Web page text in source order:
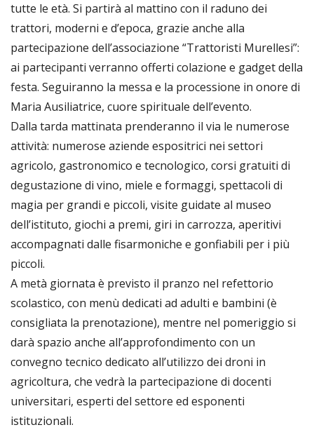
tutte le età. Si partirà al mattino con il raduno dei
trattori, moderni e d’epoca, grazie anche alla
partecipazione dell’associazione “Trattoristi Murellesi”:
ai partecipanti verranno offerti colazione e gadget della
festa. Seguiranno la messa e la processione in onore di
Maria Ausiliatrice, cuore spirituale dell’evento.
Dalla tarda mattinata prenderanno il via le numerose
attività: numerose aziende espositrici nei settori
agricolo, gastronomico e tecnologico, corsi gratuiti di
degustazione di vino, miele e formaggi, spettacoli di
magia per grandi e piccoli, visite guidate al museo
dell’istituto, giochi a premi, giri in carrozza, aperitivi
accompagnati dalle fisarmoniche e gonfiabili per i più
piccoli.
A metà giornata è previsto il pranzo nel refettorio
scolastico, con menù dedicati ad adulti e bambini (è
consigliata la prenotazione), mentre nel pomeriggio si
darà spazio anche all’approfondimento con un
convegno tecnico dedicato all’utilizzo dei droni in
agricoltura, che vedrà la partecipazione di docenti
universitari, esperti del settore ed esponenti
istituzionali.